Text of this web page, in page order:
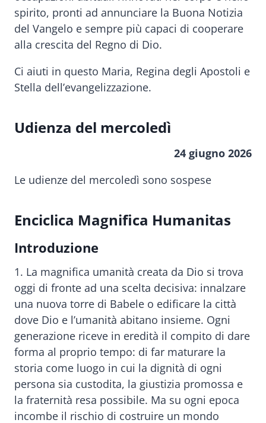
spirito, pronti ad annunciare la Buona Notizia
del Vangelo e sempre più capaci di cooperare
alla crescita del Regno di Dio.
Ci aiuti in questo Maria, Regina degli Apostoli e
Stella dell’evangelizzazione.
Udienza del mercoledì
24 giugno 2026
Le udienze del mercoledì sono sospese
Enciclica Magnifica Humanitas
Introduzione
1. La magnifica umanità creata da Dio si trova
oggi di fronte ad una scelta decisiva: innalzare
una nuova torre di Babele o edificare la città
dove Dio e l’umanità abitano insieme. Ogni
generazione riceve in eredità il compito di dare
forma al proprio tempo: di far maturare la
storia come luogo in cui la dignità di ogni
persona sia custodita, la giustizia promossa e
la fraternità resa possibile. Ma su ogni epoca
incombe il rischio di costruire un mondo